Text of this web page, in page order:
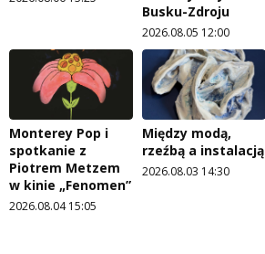
Busku-Zdroju
2026.08.05 12:00
Monterey Pop i
spotkanie z
Piotrem Metzem
w kinie „Fenomen”
2026.08.04 15:05
Między modą,
rzeźbą a instalacją
2026.08.03 14:30